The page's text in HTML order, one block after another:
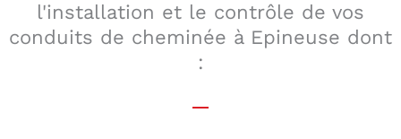
l'installation et le contrôle de vos
conduits de cheminée à Epineuse dont
: